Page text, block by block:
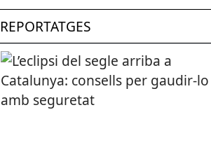
REPORTATGES